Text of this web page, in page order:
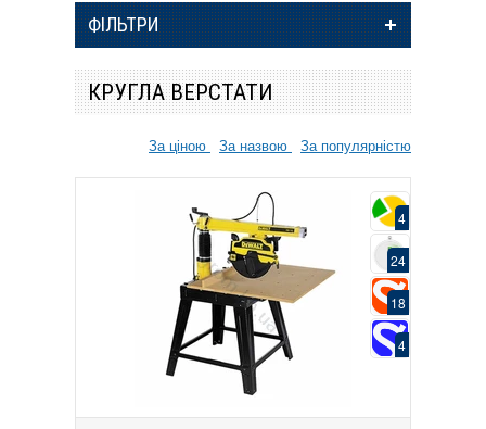
ФІЛЬТРИ
КРУГЛА ВЕРСТАТИ
За ціною За назвою За популярністю
4
24
18
4